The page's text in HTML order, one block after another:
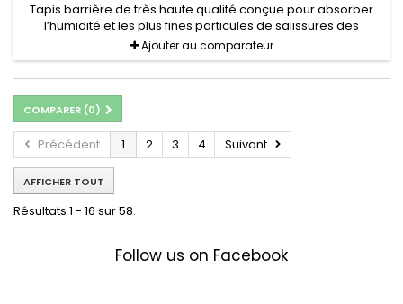
Tapis barrière de très haute qualité conçue pour absorber
l’humidité et les plus fines particules de salissures des
chaussures.
Ajouter au comparateur
COMPARER (0)
Précédent 1 2 3 4 Suivant
AFFICHER TOUT
Résultats 1 - 16 sur 58.
Follow us on Facebook